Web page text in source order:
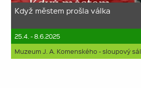
Když městem prošla válka
25.4. - 8.6.2025
Muzeum J. A. Komenského - sloupový sál